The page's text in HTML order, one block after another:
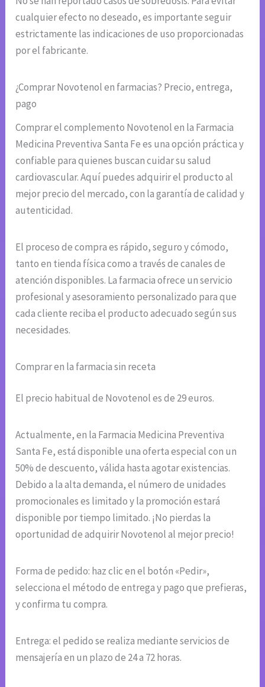
cualquier efecto no deseado, es importante seguir
estrictamente las indicaciones de uso proporcionadas
por el fabricante.
¿Comprar Novotenol en farmacias? Precio, entrega,
pago
Comprar el complemento Novotenol en la Farmacia
Medicina Preventiva Santa Fe es una opción práctica y
confiable para quienes buscan cuidar su salud
cardiovascular. Aquí puedes adquirir el producto al
mejor precio del mercado, con la garantía de calidad y
autenticidad.
El proceso de compra es rápido, seguro y cómodo,
tanto en tienda física como a través de canales de
atención disponibles. La farmacia ofrece un servicio
profesional y asesoramiento personalizado para que
cada cliente reciba el producto adecuado según sus
necesidades.
Comprar en la farmacia sin receta
El precio habitual de Novotenol es de 29 euros.
Actualmente, en la Farmacia Medicina Preventiva
Santa Fe, está disponible una oferta especial con un
50% de descuento, válida hasta agotar existencias.
Debido a la alta demanda, el número de unidades
promocionales es limitado y la promoción estará
disponible por tiempo limitado. ¡No pierdas la
oportunidad de adquirir Novotenol al mejor precio!
Forma de pedido: haz clic en el botón «Pedir»,
selecciona el método de entrega y pago que prefieras,
y confirma tu compra.
Entrega: el pedido se realiza mediante servicios de
mensajería en un plazo de 24 a 72 horas.